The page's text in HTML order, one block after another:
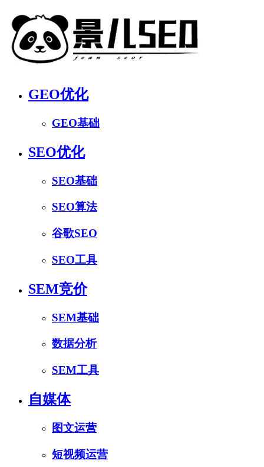
GEO优化
GEO基础
SEO优化
SEO基础
SEO算法
谷歌SEO
SEO工具
SEM竞价
SEM基础
数据分析
SEM工具
自媒体
图文运营
短视频运营